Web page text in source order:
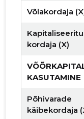
Võlakordaja
kordaja (X)
KASUTAMINE
Põhivarade
käibekordaja